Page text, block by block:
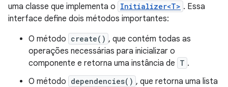
uma classe que implementa o Initializer<T> . Essa
interface define dois métodos importantes:
O método create() , que contém todas as
operações necessárias para inicializar o
componente e retorna uma instância de T .
O método dependencies() , que retorna uma lista